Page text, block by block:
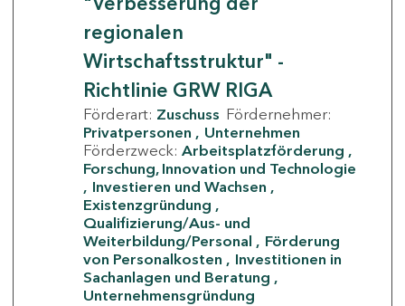
regionalen
Wirtschaftsstruktur" -
Richtlinie GRW RIGA
Förderart: Zuschuss Fördernehmer:
Privatpersonen
Unternehmen
Förderzweck: Arbeitsplatzförderung
Forschung, Innovation und Technologie
Investieren und Wachsen
Existenzgründung
Qualifizierung/Aus- und
Weiterbildung/Personal
Förderung
von Personalkosten
Investitionen in
Sachanlagen und Beratung
Unternehmensgründung